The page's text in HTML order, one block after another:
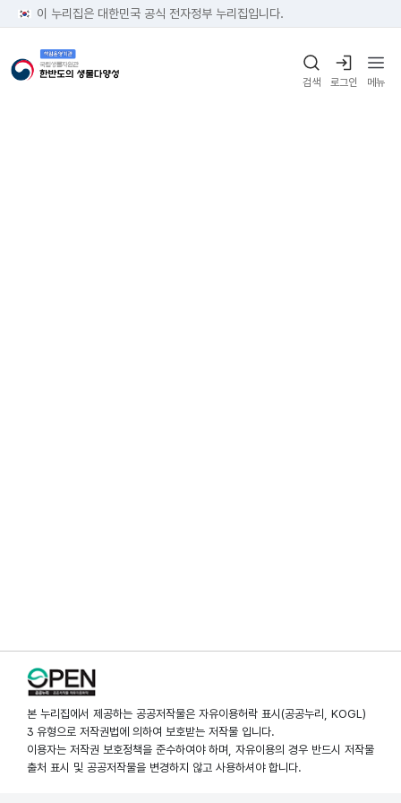
이 누리집은 대한민국 공식 전자정부 누리집입니다.
검색 로그인 메뉴
본 누리집에서 제공하는 공공저작물은 자유이용허락 표시(공공누리, KOGL)
3 유형으로 저작권법에 의하여 보호받는 저작물 입니다.
이용자는 저작권 보호정책을 준수하여야 하며, 자유이용의 경우 반드시 저작물
출처 표시 및 공공저작물을 변경하지 않고 사용하셔야 합니다.